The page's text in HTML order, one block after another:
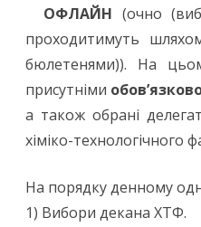
ОФЛАЙН (очно
проходитимуть
бюлетенями)). На
присутніми
а також обрані
хіміко-технологічного
На порядку денному
1) Вибори декана ХТФ.